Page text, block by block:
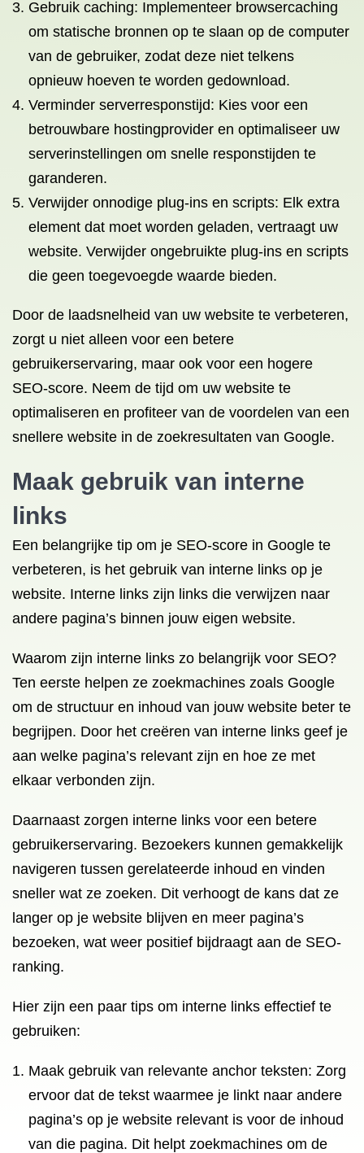
Gebruik caching: Implementeer browsercaching
om statische bronnen op te slaan op de computer
van de gebruiker, zodat deze niet telkens
opnieuw hoeven te worden gedownload.
Verminder serverresponstijd: Kies voor een
betrouwbare hostingprovider en optimaliseer uw
serverinstellingen om snelle responstijden te
garanderen.
Verwijder onnodige plug-ins en scripts: Elk extra
element dat moet worden geladen, vertraagt uw
website. Verwijder ongebruikte plug-ins en scripts
die geen toegevoegde waarde bieden.
Door de laadsnelheid van uw website te verbeteren,
zorgt u niet alleen voor een betere
gebruikerservaring, maar ook voor een hogere
SEO-score. Neem de tijd om uw website te
optimaliseren en profiteer van de voordelen van een
snellere website in de zoekresultaten van Google.
Maak gebruik van interne
links
Een belangrijke tip om je SEO-score in Google te
verbeteren, is het gebruik van interne links op je
website. Interne links zijn links die verwijzen naar
andere pagina’s binnen jouw eigen website.
Waarom zijn interne links zo belangrijk voor SEO?
Ten eerste helpen ze zoekmachines zoals Google
om de structuur en inhoud van jouw website beter te
begrijpen. Door het creëren van interne links geef je
aan welke pagina’s relevant zijn en hoe ze met
elkaar verbonden zijn.
Daarnaast zorgen interne links voor een betere
gebruikerservaring. Bezoekers kunnen gemakkelijk
navigeren tussen gerelateerde inhoud en vinden
sneller wat ze zoeken. Dit verhoogt de kans dat ze
langer op je website blijven en meer pagina’s
bezoeken, wat weer positief bijdraagt aan de SEO-
ranking.
Hier zijn een paar tips om interne links effectief te
gebruiken:
Maak gebruik van relevante anchor teksten: Zorg
ervoor dat de tekst waarmee je linkt naar andere
pagina’s op je website relevant is voor de inhoud
van die pagina. Dit helpt zoekmachines om de